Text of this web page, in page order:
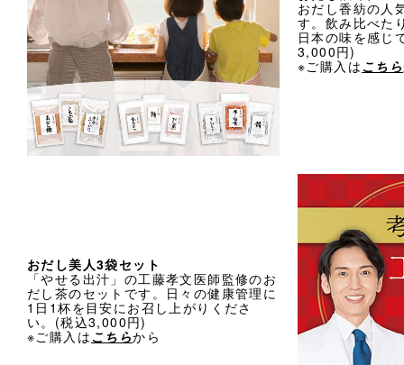
おだし香紡の人
す。飲み比べた
日本の味を感じ
3,000円)
※ご購入は こちら
おだし美人3袋セット
「やせる出汁」の工藤孝文医師監修のお
だし茶のセットです。日々の健康管理に
1日1杯を目安にお召し上がりくださ
い。(税込3,000円)
※ご購入は こちらから